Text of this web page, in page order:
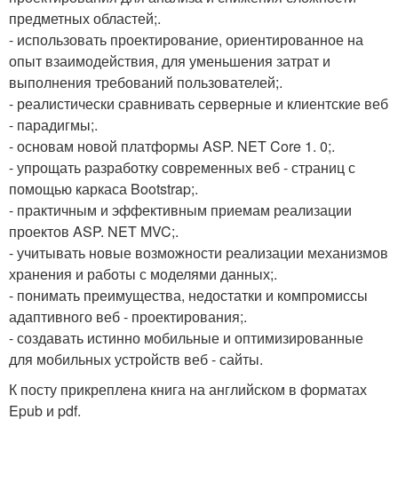
предметных областей;.
- использовать проектирование, ориентированное на
опыт взаимодействия, для уменьшения затрат и
выполнения требований пользователей;.
- реалистически сравнивать серверные и клиентские веб
- парадигмы;.
- основам новой платформы ASP. NET Core 1. 0;.
- упрощать разработку современных веб - страниц с
помощью каркаса Bootstrap;.
- практичным и эффективным приемам реализации
проектов ASP. NET MVC;.
- учитывать новые возможности реализации механизмов
хранения и работы с моделями данных;.
- понимать преимущества, недостатки и компромиссы
адаптивного веб - проектирования;.
- создавать истинно мобильные и оптимизированные
для мобильных устройств веб - сайты.
К посту прикреплена книга на английском в форматах
Epub и pdf.